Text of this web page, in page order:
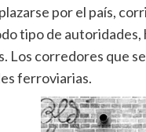
por el país,
tipo de autoridades,
Los corredores que
ferroviarias.